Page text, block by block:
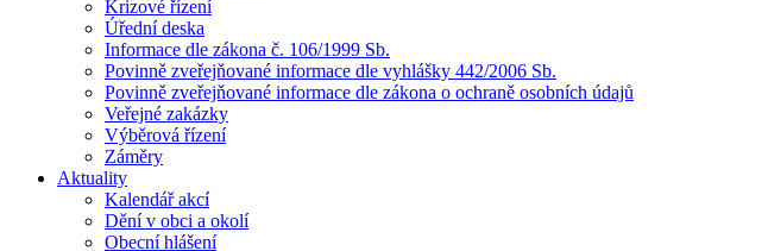
Krizové řízení
Úřední deska
Informace dle zákona č. 106/1999 Sb.
Povinně zveřejňované informace dle vyhlášky 442/2006 Sb.
Povinně zveřejňované informace dle zákona o ochraně osobních údajů
Veřejné zakázky
Výběrová řízení
Záměry
Aktuality
Kalendář akcí
Dění v obci a okolí
Obecní hlášení